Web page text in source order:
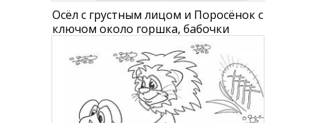
Осёл с грустным лицом и Поросёнок с
ключом около горшка, бабочки